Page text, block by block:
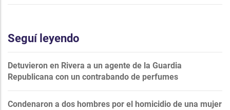
Seguí leyendo
Detuvieron en Rivera a un agente de la Guardia
Republicana con un contrabando de perfumes
Condenaron a dos hombres por el homicidio de una mujer